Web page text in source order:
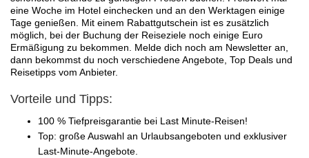
eine Woche im Hotel einchecken und an den Werktagen einige
Tage genießen. Mit einem Rabattgutschein ist es zusätzlich
möglich, bei der Buchung der Reiseziele noch einige Euro
Ermäßigung zu bekommen. Melde dich noch am Newsletter an,
dann bekommst du noch verschiedene Angebote, Top Deals und
Reisetipps vom Anbieter.
Vorteile und Tipps:
100 % Tiefpreisgarantie bei Last Minute-Reisen!
Top: große Auswahl an Urlaubsangeboten und exklusiver
Last-Minute-Angebote.